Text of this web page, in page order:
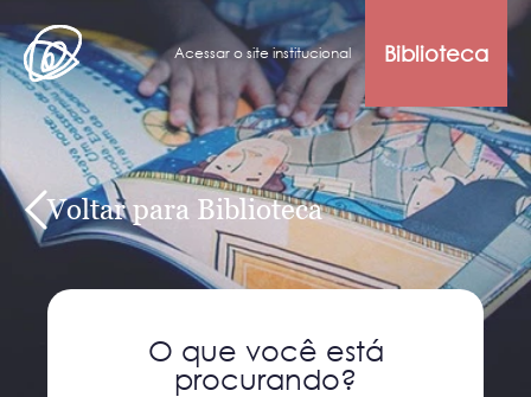
Acessar o site institucional Biblioteca
Voltar para Biblioteca
O que você está
procurando?